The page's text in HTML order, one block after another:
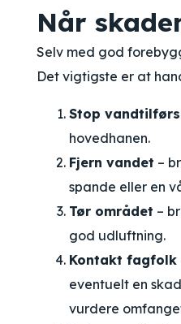
Når
Selv med god
Det vigtigste er at
Stop
hovedhanen.
Fjern vandet –
spande eller en
Tør området –
god udluftning.
Kontakt fagfolk
eventuelt en
vurdere